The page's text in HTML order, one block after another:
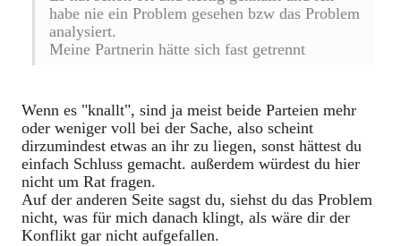
habe nie ein Problem gesehen bzw das Problem
analysiert.
Meine Partnerin hätte sich fast getrennt
Wenn es "knallt", sind ja meist beide Parteien mehr
oder weniger voll bei der Sache, also scheint
dirzumindest etwas an ihr zu liegen, sonst hättest du
einfach Schluss gemacht. außerdem würdest du hier
nicht um Rat fragen.
Auf der anderen Seite sagst du, siehst du das Problem
nicht, was für mich danach klingt, als wäre dir der
Konflikt gar nicht aufgefallen.